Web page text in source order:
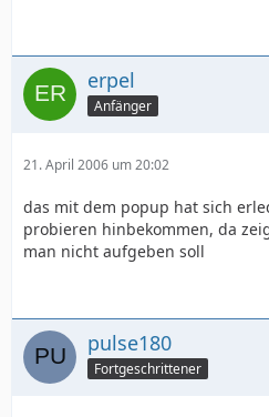
erpel
Anfänger
21. April 2006 um 20:02
das mit dem popup hat sich
probieren hinbekommen, da
man nicht aufgeben soll
pulse180
Fortgeschrittener